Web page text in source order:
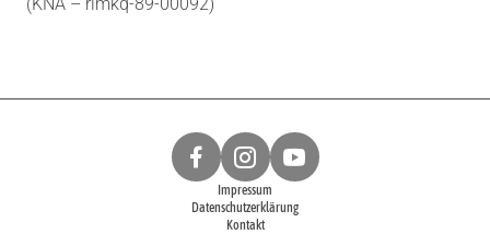
Impressum
Datenschutzerklärung
Kontakt